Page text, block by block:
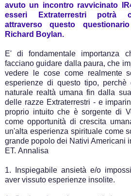
avuto un incontro ravvicinato
esseri Extraterrestri potrà
attraverso questo
Richard Boylan.
E' di fondamentale importanza
facciano guidare dalla paura, che
vedere le cose come realmente
esperienze di questo tipo, perchè
naturale realtà umana fin dalla
delle razze Extraterrestri - e
proprio intuito che è sorgente di
come opportunità di crescita
un'alta esperienza spirituale come
grande popolo dei Nativi Americani
ET. Annalisa
1. Inspiegabile ansietà e/o
aver vissuto esperienze insolite.